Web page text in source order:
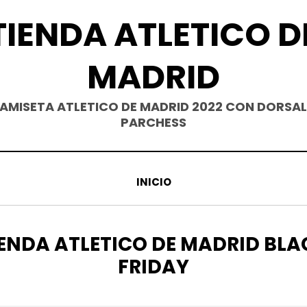
ATLETICO
MADRID
ATLETICO DE MADRID 2022 CON
PARCHESS
INICIO
ATLETICO DE MADRID
FRIDAY